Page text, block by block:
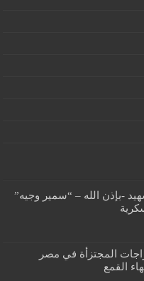
-بإذن الله – “سمير وجيه”
المجتزأة في مصر
القمع